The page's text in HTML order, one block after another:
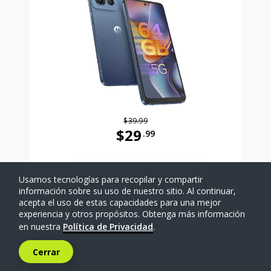
$39.99
$29 .99
SELECCIONAR TELÉFONO
Comparar
Usamos tecnologías para recopilar y compartir
información sobre su uso de nuestro sitio. Al continuar,
acepta el uso de estas capacidades para una mejor
experiencia y otros propósitos. Obtenga más información
en nuestra Política de Privacidad.
Cerrar